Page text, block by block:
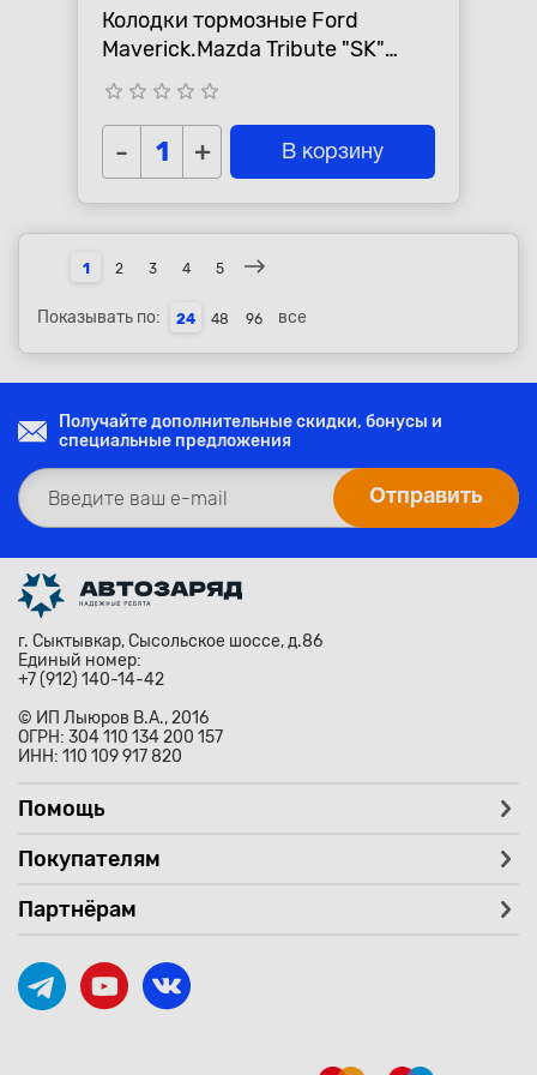
Колодки тормозные Ford
Maverick.Mazda Tribute "SK"
передние
star_border star_border star_border star_border star_border
- + В корзину
1 2 3 4 5
Показывать по: 24 48 96 все
Получайте дополнительные скидки, бонусы и
специальные предложения
г. Сыктывкар, Сысольское шоссе, д.86
Единый номер:
+7 (912) 140-14-42
© ИП Лыюров В.А., 2016
ОГРН: 304 110 134 200 157
ИНН: 110 109 917 820
Помощь
Покупателям
Партнёрам